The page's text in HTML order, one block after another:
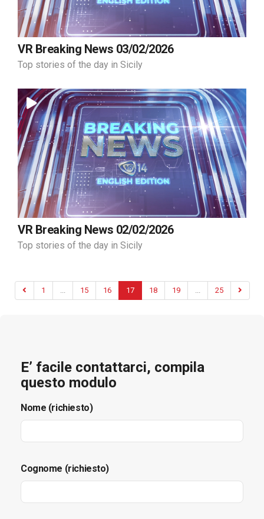
VR Breaking News 03/02/2026
Top stories of the day in Sicily
VR Breaking News 02/02/2026
Top stories of the day in Sicily
1 15 16 17 18 19 25
E’ facile contattarci, compila
questo modulo
Nome (richiesto)
Cognome (richiesto)